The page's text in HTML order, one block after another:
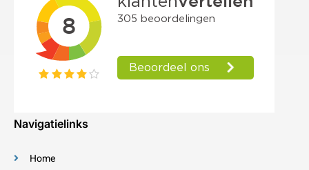
Navigatielinks
Home